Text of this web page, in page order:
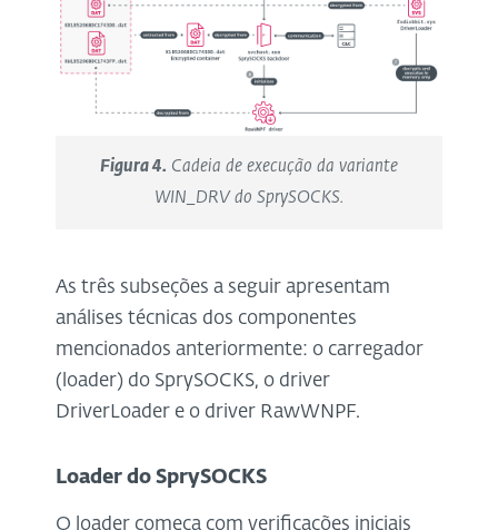
Figura 4. Cadeia de execução da variante
WIN_DRV do SprySOCKS.
As três subseções a seguir apresentam
análises técnicas dos componentes
mencionados anteriormente: o carregador
(loader) do SprySOCKS, o driver
DriverLoader e o driver RawWNPF.
Loader do SprySOCKS
O loader começa com verificações iniciais